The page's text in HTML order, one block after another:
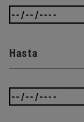
Hasta